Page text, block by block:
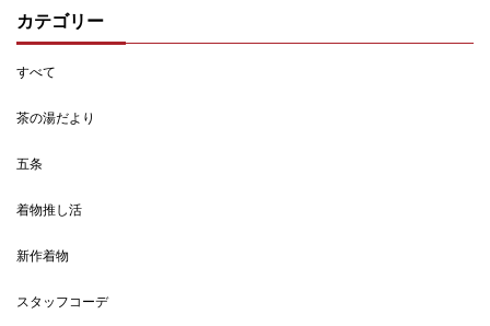
カテゴリー
すべて
茶の湯だより
五条
着物推し活
新作着物
スタッフコーデ